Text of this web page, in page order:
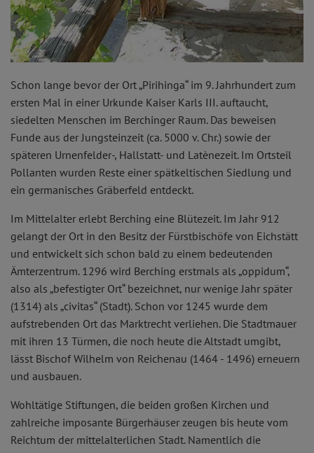
Schon lange bevor der Ort „Pirihinga“ im 9. Jahrhundert zum
ersten Mal in einer Urkunde Kaiser Karls III. auftaucht,
siedelten Menschen im Berchinger Raum. Das beweisen
Funde aus der Jungsteinzeit (ca. 5000 v. Chr.) sowie der
späteren Urnenfelder-, Hallstatt- und Latènezeit. Im Ortsteil
Pollanten wurden Reste einer spätkeltischen Siedlung und
ein germanisches Gräberfeld entdeckt.
Im Mittelalter erlebt Berching eine Blütezeit. Im Jahr 912
gelangt der Ort in den Besitz der Fürstbischöfe von Eichstätt
und entwickelt sich schon bald zu einem bedeutenden
Ämterzentrum. 1296 wird Berching erstmals als „oppidum“,
also als „befestigter Ort“ bezeichnet, nur wenige Jahr später
(1314) als „civitas“ (Stadt). Schon vor 1245 wurde dem
aufstrebenden Ort das Marktrecht verliehen. Die Stadtmauer
mit ihren 13 Türmen, die noch heute die Altstadt umgibt,
lässt Bischof Wilhelm von Reichenau (1464 - 1496) erneuern
und ausbauen.
Wohltätige Stiftungen, die beiden großen Kirchen und
zahlreiche imposante Bürgerhäuser zeugen bis heute vom
Reichtum der mittelalterlichen Stadt. Namentlich die